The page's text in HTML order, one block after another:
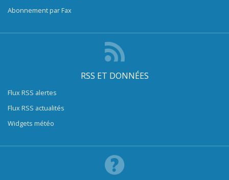
Abonnement par Fax
RSS ET DONNÉES
Flux RSS alertes
Flux RSS actualités
Widgets météo